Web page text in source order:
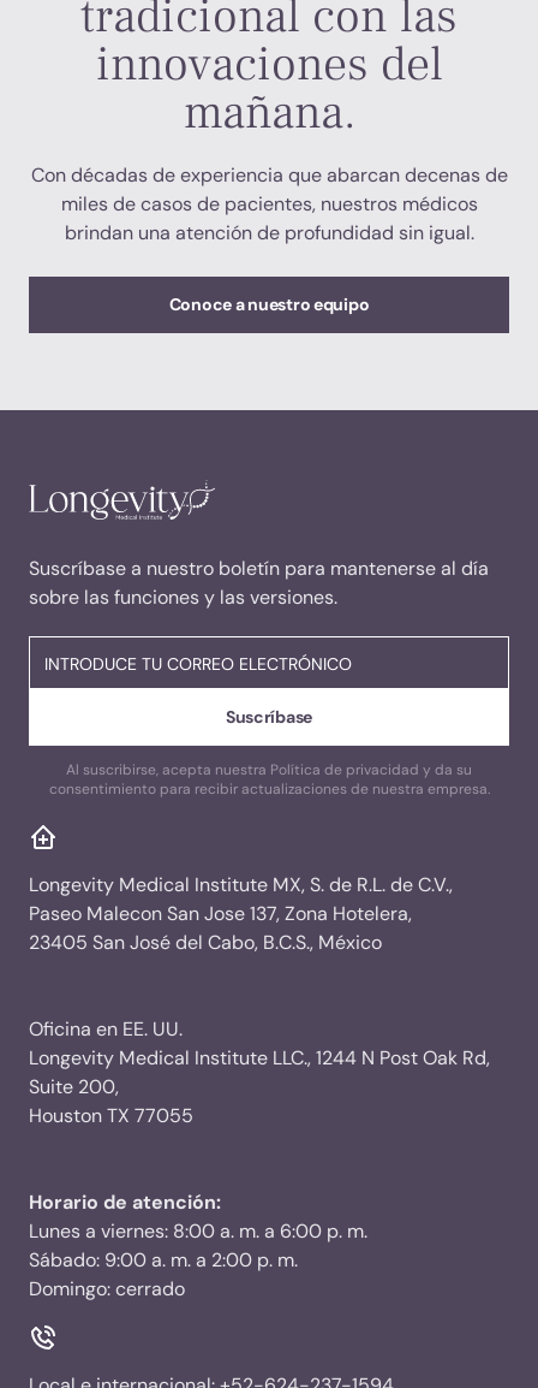
tradicional con las
innovaciones del
mañana.
Con décadas de experiencia que abarcan decenas de
miles de casos de pacientes, nuestros médicos
brindan una atención de profundidad sin igual.
Conoce a nuestro equipo
Suscríbase a nuestro boletín para mantenerse al día
sobre las funciones y las versiones.
Al suscribirse, acepta nuestra Política de privacidad y da su
consentimiento para recibir actualizaciones de nuestra empresa.
Longevity Medical Institute MX, S. de R.L. de C.V.,
Paseo Malecon San Jose 137, Zona Hotelera,
23405 San José del Cabo, B.C.S., México
Oficina en EE. UU.
Longevity Medical Institute LLC., 1244 N Post Oak Rd,
Suite 200,
Houston TX 77055
Horario de atención:
Lunes a viernes: 8:00 a. m. a 6:00 p. m.
Sábado: 9:00 a. m. a 2:00 p. m.
Domingo: cerrado